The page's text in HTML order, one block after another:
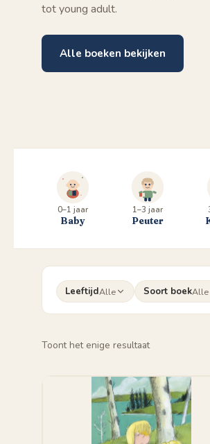
tot young adult.
Alle boeken bekijken
0–1 jaar
Baby
1–3 jaar
Peuter
LeeftijdAlle Soort boekAlle
Toont het enige resultaat